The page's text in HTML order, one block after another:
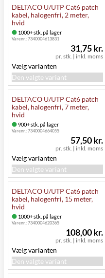
DELTACO U/UTP Cat6 patch
kabel, halogenfri, 2 meter,
hvid
1000+ stk. på lager
Varenr.:7340004613831
pr. stk. | inkl. moms
31,75 kr.
Vælg varianten
Den valgte variant
DELTACO U/UTP Cat6 patch
kabel, halogenfri, 7 meter,
hvid
900+ stk. på lager
Varenr.:7340004664055
pr. stk. | inkl. moms
57,50 kr.
Vælg varianten
Den valgte variant
DELTACO U/UTP Cat6 patch
kabel, halogenfri, 15 meter,
hvid
1000+ stk. på lager
Varenr.:7340004620365
pr. stk. | inkl. moms
108,00 kr.
Vælg varianten
Den valgte variant